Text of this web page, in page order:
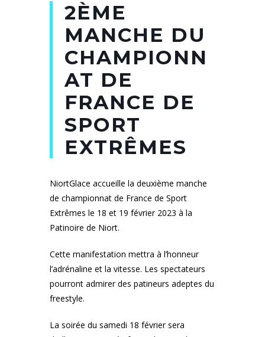
2ÈME
MANCHE DU
CHAMPIONN
AT DE
FRANCE DE
SPORT
EXTRÊMES
NiortGlace accueille la deuxième manche
de championnat de France de Sport
Extrêmes le 18 et 19 février 2023 à la
Patinoire de Niort.
Cette manifestation mettra à l’honneur
l’adrénaline et la vitesse. Les spectateurs
pourront admirer des patineurs adeptes du
freestyle.
La soirée du samedi 18 février sera